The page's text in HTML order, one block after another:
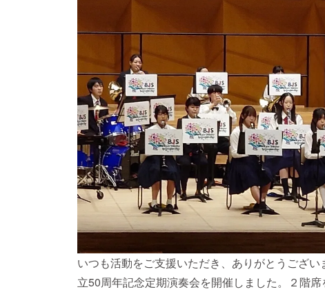
いつも活動をご支援いただき、ありがとうござ
立50周年記念定期演奏会を開催しました。２階